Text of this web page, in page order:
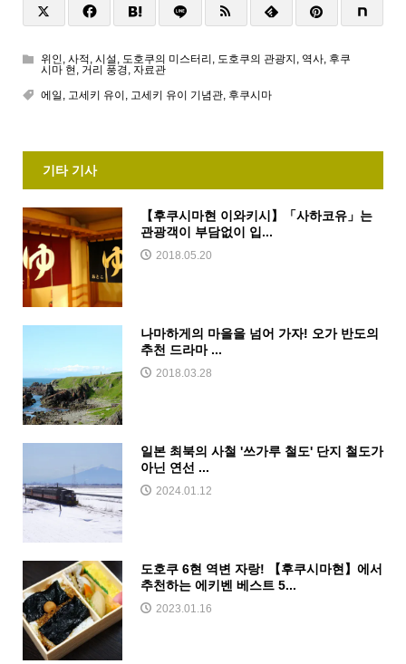
위인, 사적 , 시설 , 도호쿠의 미스터리 , 도호쿠의 관광지 , 역사, 후쿠
시마 현 , 거리 풍경, 자료관
에일 , 고세키 유이 , 고세키 유이 기념관, 후쿠시마
기타 기사
【후쿠시마현 이와키시】「사하코유」는
관광객이 부담없이 입...
2018.05.20
나마하게의 마을을 넘어 가자! 오가 반도의
추천 드라마 ...
2018.03.28
일본 최북의 사철 '쓰가루 철도' 단지 철도가
아닌 연선 ...
2024.01.12
도호쿠 6현 역변 자랑! 【후쿠시마현】에서
추천하는 에키벤 베스트 5...
2023.01.16